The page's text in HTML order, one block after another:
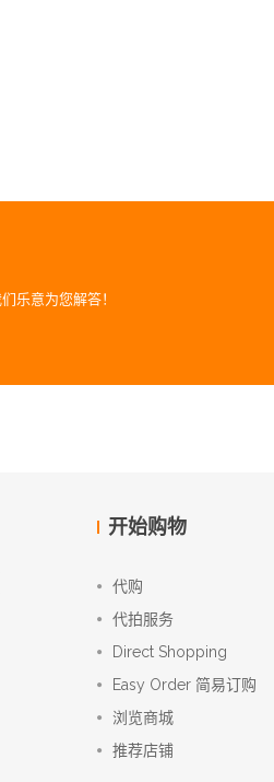
乐意为您解答！
开始购物
代购
代拍服务
Direct Shopping
Easy Order 简易订购
浏览商城
推荐店铺